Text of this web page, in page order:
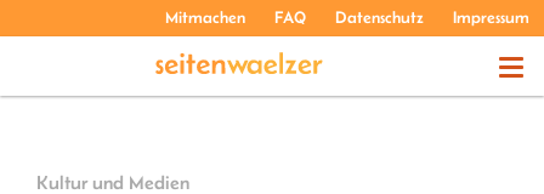
Mitmachen FAQ Datenschutz Impressum
Kultur und Medien